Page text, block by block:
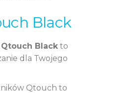
Black
Qtouch Black to
dla Twojego
Qtouch to